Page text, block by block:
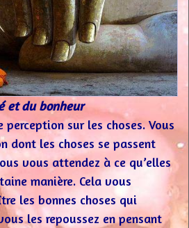
et du bonheur
sur les choses. Vous
dont les choses se passent
vous attendez à ce qu’elles
manière. Cela vous
les bonnes choses qui
les repoussez en pensant